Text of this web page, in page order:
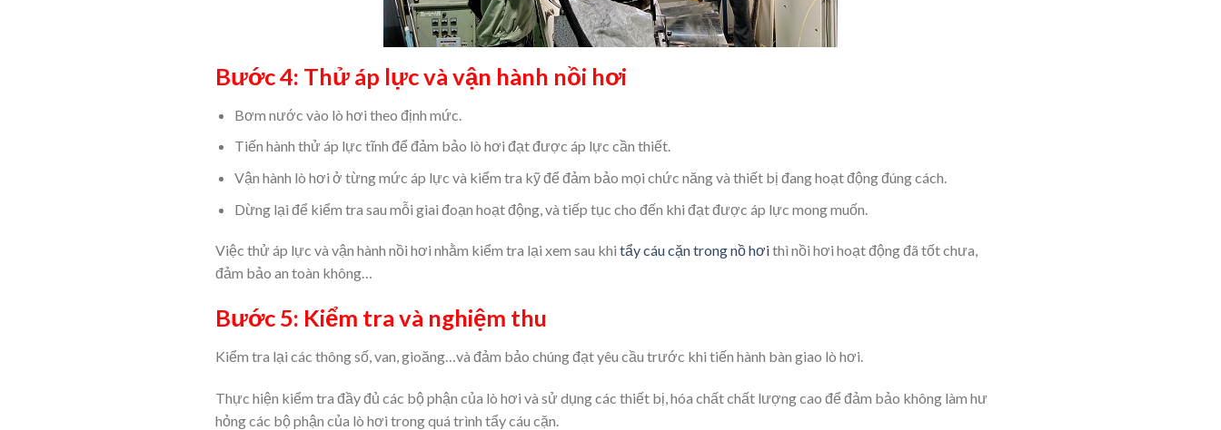
Bước 4: Thử áp lực và vận hành nồi hơi
Bơm nước vào lò hơi theo định mức.
Tiến hành thử áp lực tĩnh để đảm bảo lò hơi đạt được áp lực cần thiết.
Vận hành lò hơi ở từng mức áp lực và kiểm tra kỹ để đảm bảo mọi chức năng và thiết bị đang hoạt động đúng cách.
Dừng lại để kiểm tra sau mỗi giai đoạn hoạt động, và tiếp tục cho đến khi đạt được áp lực mong muốn.
Việc thử áp lực và vận hành nồi hơi nhằm kiểm tra lại xem sau khi tẩy cáu cặn trong nồ hơithì nồi hơi hoạt động đã tốt chưa,
đảm bảo an toàn không…
Bước 5: Kiểm tra và nghiệm thu
Kiểm tra lại các thông số, van, gioăng…và đảm bảo chúng đạt yêu cầu trước khi tiến hành bàn giao lò hơi.
Thực hiện kiểm tra đầy đủ các bộ phận của lò hơi và sử dụng các thiết bị, hóa chất chất lượng cao để đảm bảo không làm hư
hỏng các bộ phận của lò hơi trong quá trình tẩy cáu cặn.